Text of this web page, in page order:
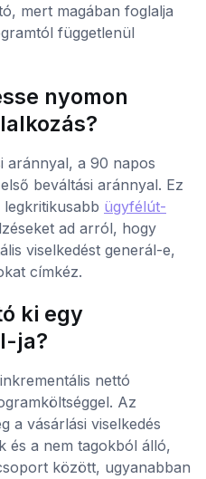
mert magában foglalja
függetlenül
nyomon
aránnyal, a 90 napos
beváltási aránnyal. Ez
ügyfélút-
ad arról, hogy
viselkedést generál-e,
címkéz.
ki egy
ja?
nettó
Az
a vásárlási viselkedés
és a nem tagokból álló,
között, ugyanabban